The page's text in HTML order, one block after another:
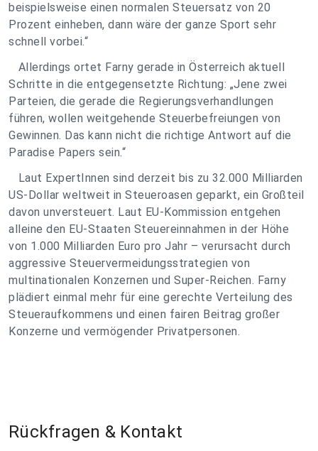
beispielsweise einen normalen Steuersatz von 20
Prozent einheben, dann wäre der ganze Sport sehr
schnell vorbei.“
Allerdings ortet Farny gerade in Österreich aktuell
Schritte in die entgegensetzte Richtung: „Jene zwei
Parteien, die gerade die Regierungsverhandlungen
führen, wollen weitgehende Steuerbefreiungen von
Gewinnen. Das kann nicht die richtige Antwort auf die
Paradise Papers sein.“
Laut ExpertInnen sind derzeit bis zu 32.000 Milliarden
US-Dollar weltweit in Steueroasen geparkt, ein Großteil
davon unversteuert. Laut EU-Kommission entgehen
alleine den EU-Staaten Steuereinnahmen in der Höhe
von 1.000 Milliarden Euro pro Jahr – verursacht durch
aggressive Steuervermeidungsstrategien von
multinationalen Konzernen und Super-Reichen. Farny
plädiert einmal mehr für eine gerechte Verteilung des
Steueraufkommens und einen fairen Beitrag großer
Konzerne und vermögender Privatpersonen.
Rückfragen & Kontakt